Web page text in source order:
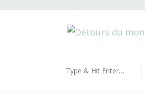
Looking
for